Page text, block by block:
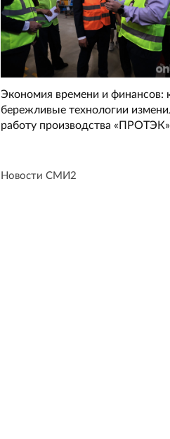
Экономия времени и финансов:
бережливые технологии
работу производства «ПРОТЭК»
Новости СМИ2